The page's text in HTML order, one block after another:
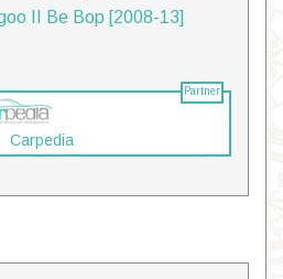
II Be Bop [2008-13]
Partner
Carpedia